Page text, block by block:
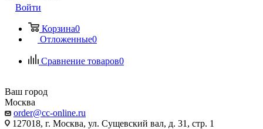
Войти
Корзина0
Отложенные0
Сравнение товаров0
Ваш город
Москва
order@cc-online.ru
127018, г. Москва, ул. Сущевский вал, д. 31, стр. 1